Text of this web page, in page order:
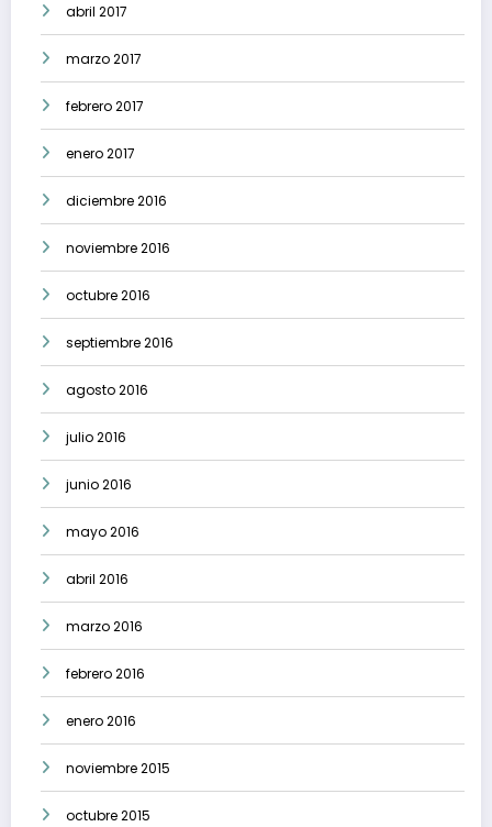
abril 2017
marzo 2017
febrero 2017
enero 2017
diciembre 2016
noviembre 2016
octubre 2016
septiembre 2016
agosto 2016
julio 2016
junio 2016
mayo 2016
abril 2016
marzo 2016
febrero 2016
enero 2016
noviembre 2015
octubre 2015